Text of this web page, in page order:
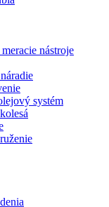
nástroje
systém